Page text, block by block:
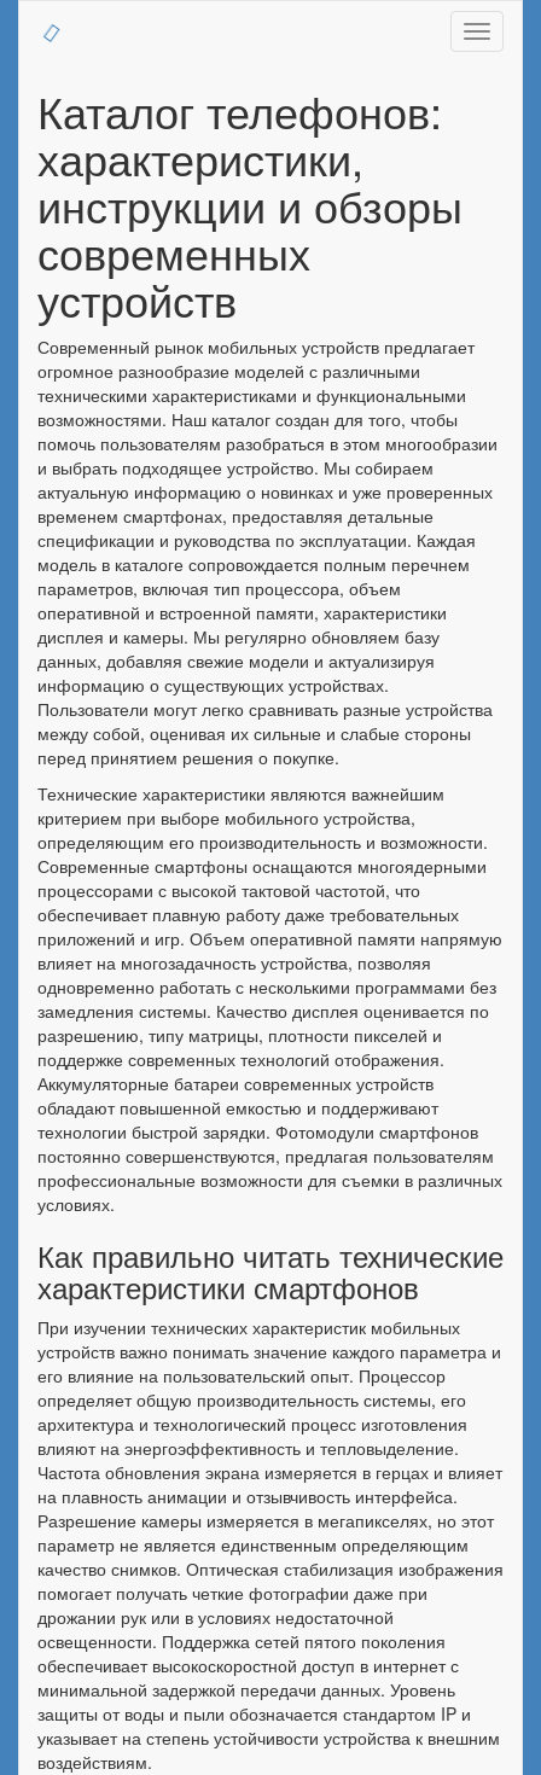
Toggle
Каталог телефонов:
характеристики,
инструкции и обзоры
современных
устройств
Современный рынок мобильных устройств предлагает
огромное разнообразие моделей с различными
техническими характеристиками и функциональными
возможностями. Наш каталог создан для того, чтобы
помочь пользователям разобраться в этом многообразии
и выбрать подходящее устройство. Мы собираем
актуальную информацию о новинках и уже проверенных
временем смартфонах, предоставляя детальные
спецификации и руководства по эксплуатации. Каждая
модель в каталоге сопровождается полным перечнем
параметров, включая тип процессора, объем
оперативной и встроенной памяти, характеристики
дисплея и камеры. Мы регулярно обновляем базу
данных, добавляя свежие модели и актуализируя
информацию о существующих устройствах.
Пользователи могут легко сравнивать разные устройства
между собой, оценивая их сильные и слабые стороны
перед принятием решения о покупке.
Технические характеристики являются важнейшим
критерием при выборе мобильного устройства,
определяющим его производительность и возможности.
Современные смартфоны оснащаются многоядерными
процессорами с высокой тактовой частотой, что
обеспечивает плавную работу даже требовательных
приложений и игр. Объем оперативной памяти напрямую
влияет на многозадачность устройства, позволяя
одновременно работать с несколькими программами без
замедления системы. Качество дисплея оценивается по
разрешению, типу матрицы, плотности пикселей и
поддержке современных технологий отображения.
Аккумуляторные батареи современных устройств
обладают повышенной емкостью и поддерживают
технологии быстрой зарядки. Фотомодули смартфонов
постоянно совершенствуются, предлагая пользователям
профессиональные возможности для съемки в различных
условиях.
Как правильно читать технические
характеристики смартфонов
При изучении технических характеристик мобильных
устройств важно понимать значение каждого параметра и
его влияние на пользовательский опыт. Процессор
определяет общую производительность системы, его
архитектура и технологический процесс изготовления
влияют на энергоэффективность и тепловыделение.
Частота обновления экрана измеряется в герцах и влияет
на плавность анимации и отзывчивость интерфейса.
Разрешение камеры измеряется в мегапикселях, но этот
параметр не является единственным определяющим
качество снимков. Оптическая стабилизация изображения
помогает получать четкие фотографии даже при
дрожании рук или в условиях недостаточной
освещенности. Поддержка сетей пятого поколения
обеспечивает высокоскоростной доступ в интернет с
минимальной задержкой передачи данных. Уровень
защиты от воды и пыли обозначается стандартом IP и
указывает на степень устойчивости устройства к внешним
воздействиям.